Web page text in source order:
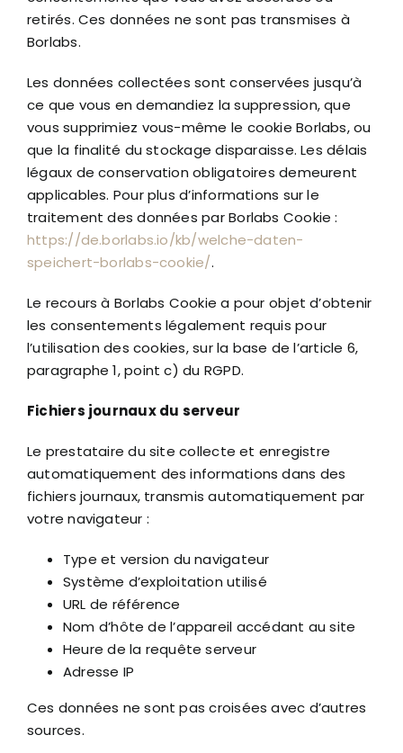
retirés. Ces données ne sont pas transmises à
Borlabs.
Les données collectées sont conservées jusqu’à
ce que vous en demandiez la suppression, que
vous supprimiez vous-même le cookie Borlabs, ou
que la finalité du stockage disparaisse. Les délais
légaux de conservation obligatoires demeurent
applicables. Pour plus d’informations sur le
traitement des données par Borlabs Cookie :
https://de.borlabs.io/kb/welche-daten-
speichert-borlabs-cookie/.
Le recours à Borlabs Cookie a pour objet d’obtenir
les consentements légalement requis pour
l’utilisation des cookies, sur la base de l’article 6,
paragraphe 1, point c) du RGPD.
Fichiers journaux du serveur
Le prestataire du site collecte et enregistre
automatiquement des informations dans des
fichiers journaux, transmis automatiquement par
votre navigateur :
Type et version du navigateur
Système d’exploitation utilisé
URL de référence
Nom d’hôte de l’appareil accédant au site
Heure de la requête serveur
Adresse IP
Ces données ne sont pas croisées avec d’autres
sources.